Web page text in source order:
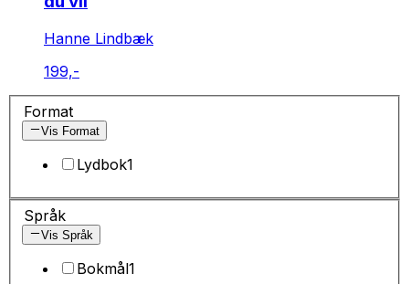
Hanne Lindbæk
199,-
Format
Vis Format
Lydbok1
Språk
Vis Språk
Bokmål1